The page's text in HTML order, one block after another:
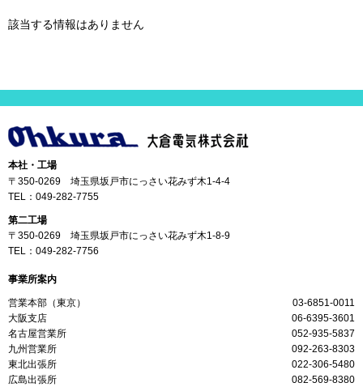
該当する情報はありません
本社・工場
〒350-0269 埼玉県坂戸市にっさい花みず木1-4-4
TEL： 049-282-7755
第二工場
〒350-0269 埼玉県坂戸市にっさい花みず木1-8-9
TEL： 049-282-7756
事業所案内
営業本部（東京）
03-6851-0011
大阪支店
06-6395-3601
名古屋営業所
052-935-5837
九州営業所
092-263-8303
東北出張所
022-306-5480
広島出張所
082-569-8380